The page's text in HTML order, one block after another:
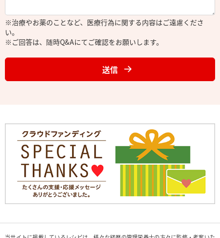
※治療やお薬のことなど、医療行為に関する内容はご遠慮くださ
い。
※ご回答は、随時Q&Aにてご確認をお願いします。
送信